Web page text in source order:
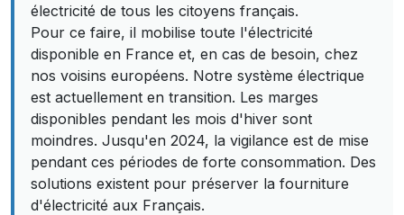
électricité de tous les citoyens français.
Pour ce faire, il mobilise toute l'électricité
disponible en France et, en cas de besoin, chez
nos voisins européens. Notre système électrique
est actuellement en transition. Les marges
disponibles pendant les mois d'hiver sont
moindres. Jusqu'en 2024, la vigilance est de mise
pendant ces périodes de forte consommation. Des
solutions existent pour préserver la fourniture
d'électricité aux Français.